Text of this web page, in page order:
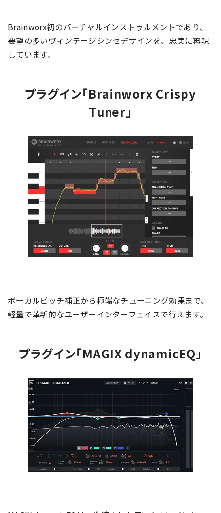
Brainworx初のバーチャルインストゥルメントであり、
要望の多いヴィンテージシンセデザインを、忠実に再現
しています。
プラグイン「Brainworx Crispy
Tuner」
ボーカルピッチ補正から極端なチューニング効果まで、
軽量で革新的なユーザーインターフェイスで行えます。
プラグイン「MAGIX dynamicEQ」